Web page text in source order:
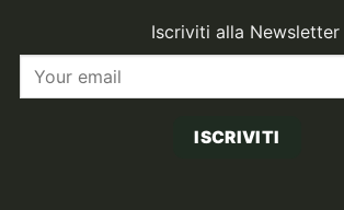
Iscriviti alla Newsletter
ISCRIVITI